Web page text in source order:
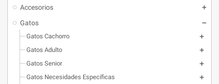
Accesorios
Gatos
Gatos Cachorro
Gatos Adulto
Gatos Senior
Gatos Necesidades Específicas
(36%) y grasa (9%) adaptados
para ayudar en el control de peso y
gatos esterilizados. Zinc y omega
Vitaminas ayudan a soportar las